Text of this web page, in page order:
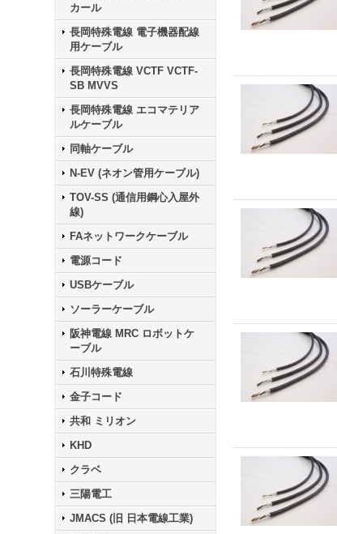
カール
長岡特殊電線 電子機器配線
用ケーブル
長岡特殊電線 VCTF VCTF-
SB MVVS
長岡特殊電線 エコマテリア
ルケーブル
同軸ケーブル
N-EV (ネオン管用ケーブル)
TOV-SS (通信用鋼心入屋外
線)
FAネットワークケーブル
電源コード
USBケーブル
ソーラーケーブル
阪神電線 MRC ロボットケ
ーブル
石川特殊電線
金子コード
共和 ミリオン
KHD
クラベ
三陽電工
JMACS (旧 日本電線工業)